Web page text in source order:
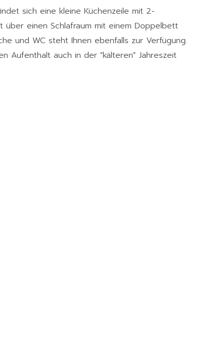
sich eine kleine Küchenzeile mit 2-
über einen Schlafraum mit einem Doppelbett
und WC steht Ihnen ebenfalls zur Verfügung.
Aufenthalt auch in der "kälteren" Jahreszeit